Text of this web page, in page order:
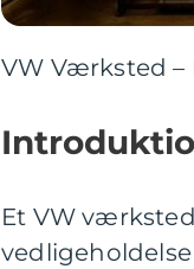
VW Værksted –
Et VW